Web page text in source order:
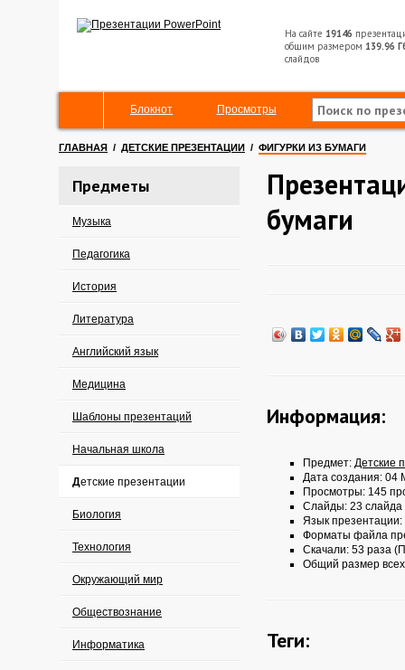
На сайте 19146
общим размером 139.96
слайдов
Блокнот Просмотры
ГЛАВНАЯ / ДЕТСКИЕ ПРЕЗЕНТАЦИИ / ФИГУРКИ ИЗ БУМАГИ
Предметы
Музыка
Педагогика
История
Литература
Английский язык
Медицина
Шаблоны презентаций
Начальная школа
Детские презентации
Биология
Технология
Окружающий мир
Обществознание
Информатика
бумаги
Информация:
Предмет: Детские
Дата создания: 04
Просмотры: 145
Слайды: 23 слайда
Язык презентации:
Форматы файла
Скачали: 53 раза
Общий размер
Теги: